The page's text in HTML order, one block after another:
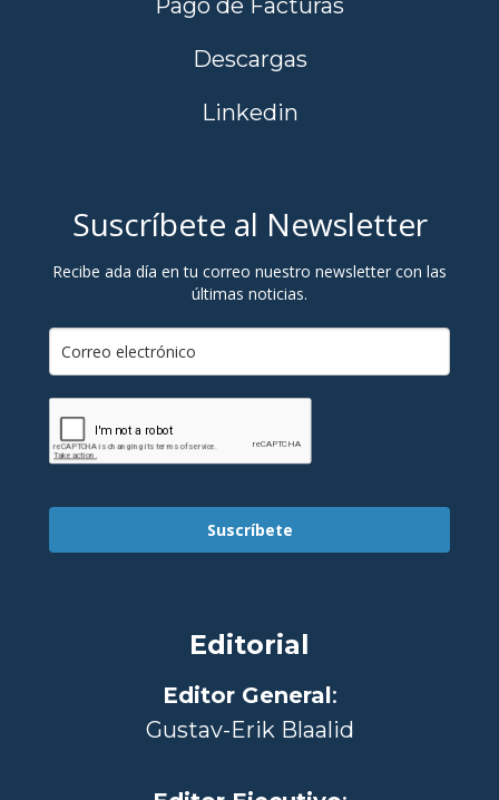
Descargas
Linkedin
Suscríbete al Newsletter
Recibe ada día en tu correo nuestro newsletter con las
últimas noticias.
Suscríbete
Editorial
Editor General:
Gustav-Erik Blaalid